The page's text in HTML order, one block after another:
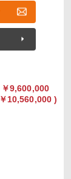
￥9,600,000
￥10,560,000 )